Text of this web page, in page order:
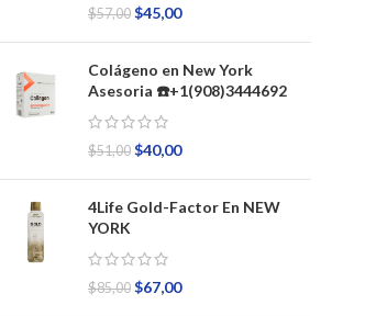
$57,00 $45,00
Colágeno en New York
Asesoria ☎️+1(908)3444692
$51,00 $40,00
4Life Gold-Factor En NEW
YORK
$85,00 $67,00